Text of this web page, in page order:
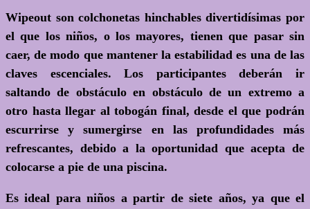
Wipeout son colchonetas hinchables divertidísimas por
el que los niños, o los mayores, tienen que pasar sin
caer, de modo que mantener la estabilidad es una de las
claves escenciales. Los participantes deberán ir
saltando de obstáculo en obstáculo de un extremo a
otro hasta llegar al tobogán final, desde el que podrán
escurrirse y sumergirse en las profundidades más
refrescantes, debido a la oportunidad que acepta de
colocarse a pie de una piscina.
Es ideal para niños a partir de siete años, ya que el